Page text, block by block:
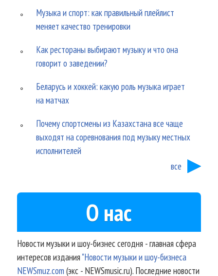
Музыка и спорт: как правильный плейлист
меняет качество тренировки
Как рестораны выбирают музыку и что она
говорит о заведении?
Беларусь и хоккей: какую роль музыка играет
на матчах
Почему спортсмены из Казахстана все чаще
выходят на соревнования под музыку местных
исполнителей
все
О нас
Новости музыки и шоу-бизнес сегодня - главная сфера
интересов издания"Новости музыки и шоу-бизнеса
NEWSmuz.com(экс - NEWSmusic.ru). Последние новости